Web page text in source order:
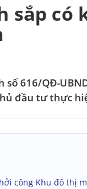
sắp có
số 616/QĐ-
đầu tư thực
công Khu đô thị